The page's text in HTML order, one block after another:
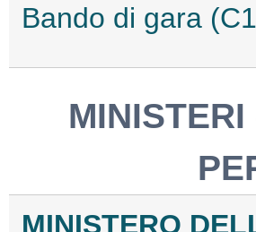
Bando di gara
MINISTERO